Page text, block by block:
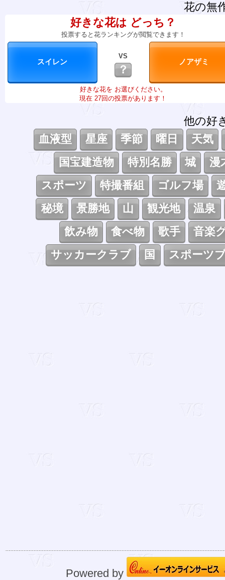
花の無
好きな花は どっち？
投票すると花ランキングが閲覧できます！
VS
？
好きな花を お選びください。
現在 27回の投票があります！
他の好
血液型
星座 季節 曜日
天気
国宝建造物
特別名勝 城
漫
スポーツ
特撮番組 ゴルフ場
秘境
景勝地 山 観光地
温泉
飲み物
食べ物 歌手
音楽
サッカークラブ
国 スポーツ
Powered by